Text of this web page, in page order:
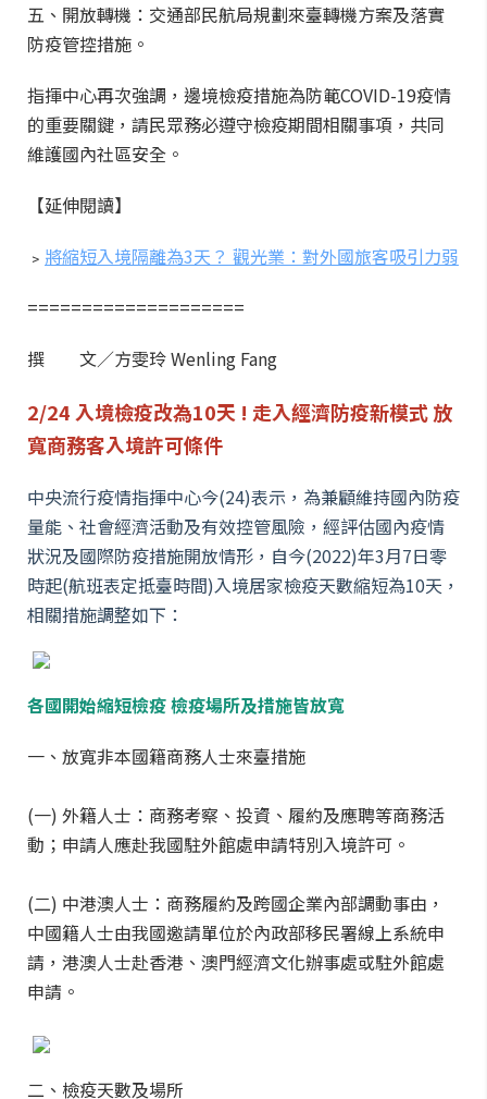
五、開放轉機：交通部民航局規劃來臺轉機方案及落實
防疫管控措施。
指揮中心再次強調，邊境檢疫措施為防範COVID-19疫情
的重要關鍵，請民眾務必遵守檢疫期間相關事項，共同
維護國內社區安全。
【延伸閱讀】
﹥ 將縮短入境隔離為3天？ 觀光業：對外國旅客吸引力弱
====================
撰 文／方雯玲 Wenling Fang
2/24 入境檢疫改為10天 ! 走入經濟防疫新模式 放
寬商務客入境許可條件
中央流行疫情指揮中心今(24)表示，為兼顧維持國內防疫
量能、社會經濟活動及有效控管風險，經評估國內疫情
狀況及國際防疫措施開放情形，自今(2022)年3月7日零
時起(航班表定抵臺時間)入境居家檢疫天數縮短為10天，
相關措施調整如下：
各國開始縮短檢疫 檢疫場所及措施皆放寬
一、放寬非本國籍商務人士來臺措施
(一) 外籍人士：商務考察、投資、履約及應聘等商務活
動；申請人應赴我國駐外館處申請特別入境許可。
(二) 中港澳人士：商務履約及跨國企業內部調動事由，
中國籍人士由我國邀請單位於內政部移民署線上系統申
請，港澳人士赴香港、澳門經濟文化辦事處或駐外館處
申請。
二、檢疫天數及場所